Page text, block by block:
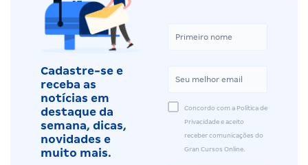
Cadastre-se e
receba as
notícias em
destaque da
semana, dicas,
novidades e
muito mais.
Concordo com a Política de
Privacidade e aceito
receber comunicações do
Gran Cursos Online.